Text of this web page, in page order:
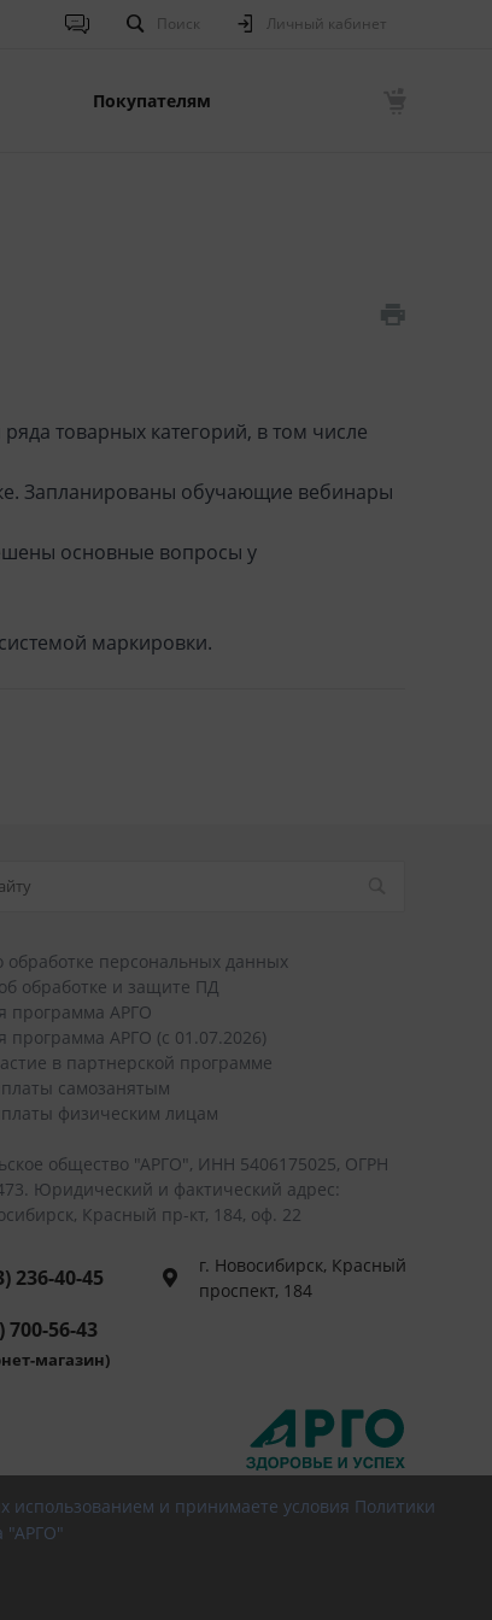
Поиск Личный кабинет
Покупателям
товарных категорий, в том числе
Запланированы обучающие вебинары
основные вопросы у
маркировки.
обработке персональных данных
обработке и защите ПД
программа АРГО
программа АРГО (с 01.07.2026)
в партнерской программе
самозанятым
физическим лицам
общество "АРГО", ИНН 5406175025, ОГРН
Юридический и фактический адрес:
Красный пр-кт, 184, оф. 22
236-40-45
г. Новосибирск, Красный
проспект, 184
700-56-43
магазин)
использованием и принимаете условия Политики
"АРГО"